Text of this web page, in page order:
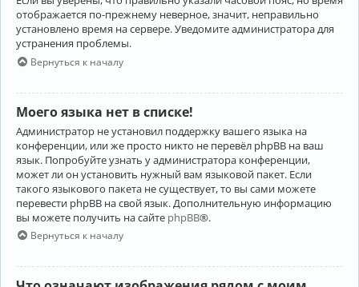
отображается по-прежнему неверное, значит, неправильно
установлено время на сервере. Уведомите администратора для
устранения проблемы.
Вернуться к началу
Моего языка нет в списке!
Администратор не установил поддержку вашего языка на
конференции, или же просто никто не перевёл phpBB на ваш
язык. Попробуйте узнать у администратора конференции,
может ли он установить нужный вам языковой пакет. Если
такого языкового пакета не существует, то вы сами можете
перевести phpBB на свой язык. Дополнительную информацию
вы можете получить на сайте phpBB®.
Вернуться к началу